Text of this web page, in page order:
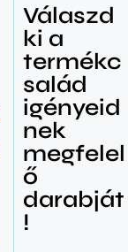
Válaszd
ki a
termékc
salád
igényeid
nek
megfelel
ő
darabját
!